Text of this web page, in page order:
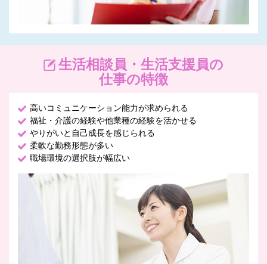
生活相談員・生活支援員の
仕事の特徴
高いコミュニケーション能力が求められる
福祉・介護の経験や他業種の経験を活かせる
やりがいと自己成長を感じられる
柔軟な勤務形態が多い
職場環境の選択肢が幅広い